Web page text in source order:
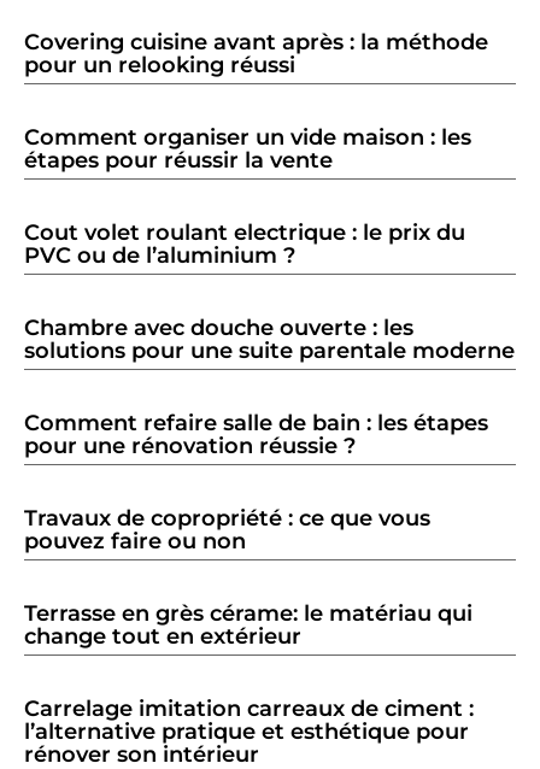
Covering cuisine avant après : la méthode
pour un relooking réussi
Comment organiser un vide maison : les
étapes pour réussir la vente
Cout volet roulant electrique : le prix du
PVC ou de l’aluminium ?
Chambre avec douche ouverte : les
solutions pour une suite parentale moderne
Comment refaire salle de bain : les étapes
pour une rénovation réussie ?
Travaux de copropriété : ce que vous
pouvez faire ou non
Terrasse en grès cérame: le matériau qui
change tout en extérieur
Carrelage imitation carreaux de ciment :
l’alternative pratique et esthétique pour
rénover son intérieur